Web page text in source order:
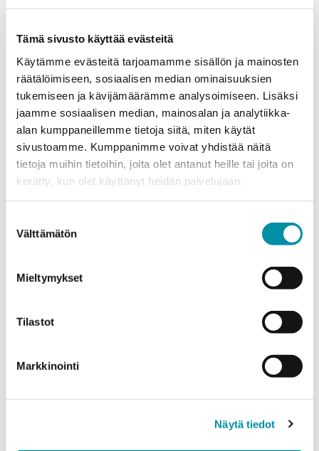
Tämä sivusto käyttää evästeitä
Käytämme evästeitä tarjoamamme sisällön ja mainosten
räätälöimiseen, sosiaalisen median ominaisuuksien
tukemiseen ja kävijämäärämme analysoimiseen. Lisäksi
jaamme sosiaalisen median, mainosalan ja analytiikka-
alan kumppaneillemme tietoja siitä, miten käytät
sivustoamme. Kumppanimme voivat yhdistää näitä
tietoja muihin tietoihin, joita olet antanut heille tai joita on
kerätty, kun olet käyttänyt heidän palvelujaan.
valinta
Välttämätön
Mieltymykset
Tilastot
Markkinointi
Näytä tiedot
Sähköposti*
Puhelinnumero
Määrä (m)
Paino (kg)